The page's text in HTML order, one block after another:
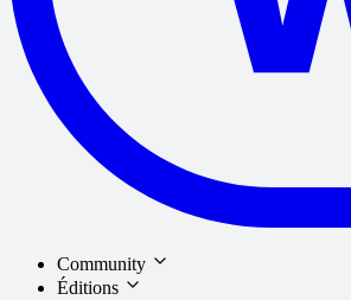
Community
Éditions